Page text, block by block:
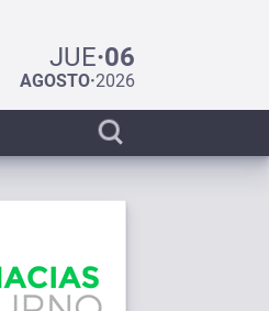
JUE·06
AGOSTO·2026
Display
search